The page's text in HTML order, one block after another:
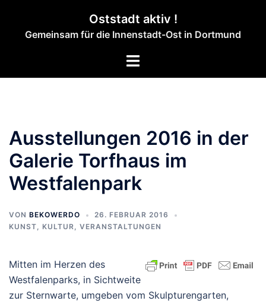
springen
Oststadt aktiv !
Gemeinsam für die Innenstadt-Ost in Dortmund
Menü
Ausstellungen 2016 in der
Galerie Torfhaus im
Westfalenpark
VON BEKOWERDO
26. FEBRUAR 2016
KUNST, KULTUR, VERANSTALTUNGEN
Mitten im Herzen des
Westfalenparks, in Sichtweite
zur Sternwarte, umgeben vom Skulpturengarten,